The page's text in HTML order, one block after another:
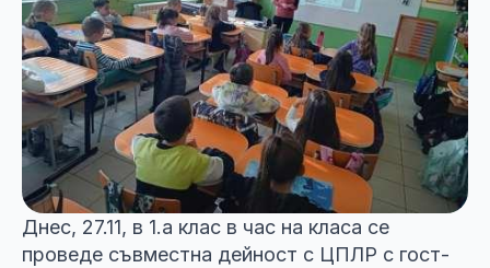
Днес, 27.11, в 1.а клас в час на класа се
проведе съвместна дейност с ЦПЛР с гост-